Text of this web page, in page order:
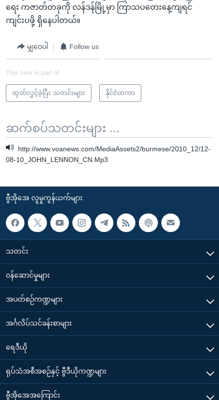
ရေး ကဇာတ်တခုကို လန်ဒန်မြို့မှာ ကြာသပတေးနေ့ကျရင်
ကျင်းပဖို့ ရှိနေပါတယ်။
မျှဝေပါ Follow us
This item is part of
ထုတ်လွှင့်ခဲ့ပြီး သတင်းများ နိုင်ငံတကာ
ဆက်စပ်သတင်းများ ...
http://www.voanews.com/MediaAssets2/burmese/2010_12/12-
08-10_JOHN_LENNON_CN.Mp3
ဗွီအိုအေ လူမှုကွန်ယက်များ
သတင်း
၀န်ဆောင်မှုများ
အပတ်စဉ်ကဏ္ဍများ
အင်္ဂလိပ်သင်ခန်းစာများ
ရေဒီယို
ရုပ်သံအစီအစဉ်နှင့် ဗွီဒီယိုကဏ္ဍများ
ဗွီအိုအေအကြောင်း